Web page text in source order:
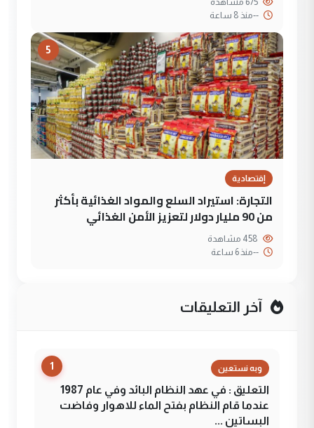
--منذ 8 ساعة
5
إقتصادية
التجارة: استيراد السلع والمواد الغذائية بأكثر
من 90 مليار دولار لتعزيز الأمن الغذائي
--منذ 6 ساعة
آخر التعليقات
1 وبه نستعين
التعليق : في عهد النظام البائد وفي عام 1987
عندما قام النظام بفتح الماء للاهوار وفاضت
البساتين ...